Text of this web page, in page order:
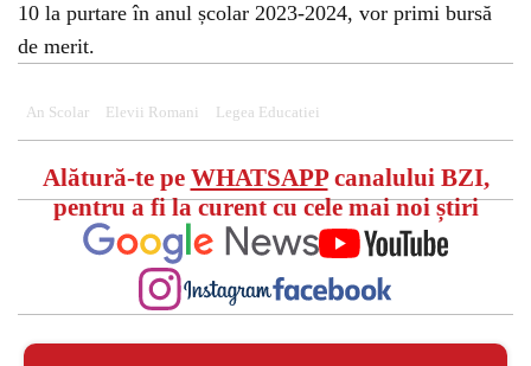
10 la purtare în anul școlar 2023-2024, vor primi bursă
de merit.
An Scolar Elevii Romani Legea Educatiei
Alătură-te pe WHATSAPPcanalului BZI,
pentru a fi la curent cu cele mai noi știri